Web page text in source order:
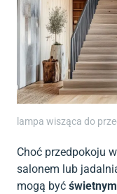
lampa wisząca do
Choć przedpokoju
salonem lub
mogą być